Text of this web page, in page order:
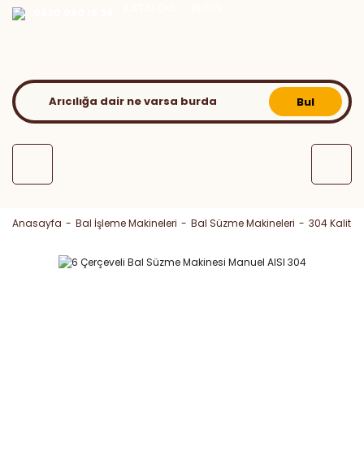
Bul
Anasayfa Bal İşleme Makineleri Bal Süzme Makineleri 304 Kalite